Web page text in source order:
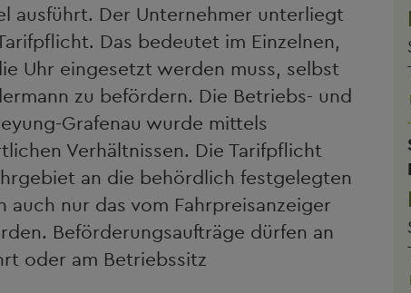
ausführt. Der Unternehmer unterliegt
Das bedeutet im Einzelnen,
Uhr eingesetzt werden muss, selbst
zu befördern. Die Betriebs- und
Grafenau wurde mittels
Verhältnissen. Die Tarifpflicht
an die behördlich festgelegten
auch nur das vom Fahrpreisanzeiger
Beförderungsaufträge dürfen an
oder am Betriebssitz